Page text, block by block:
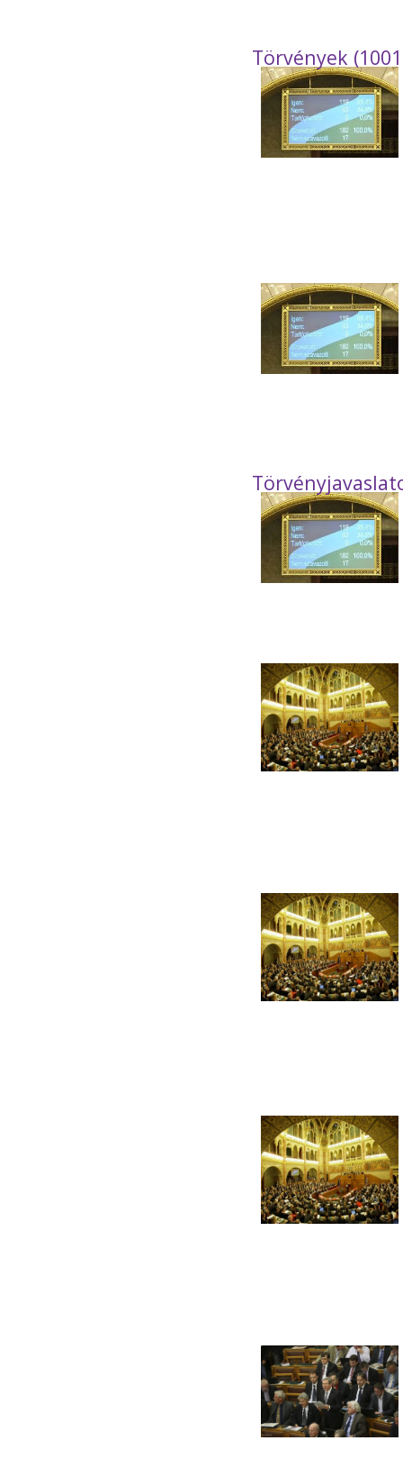
Törvények